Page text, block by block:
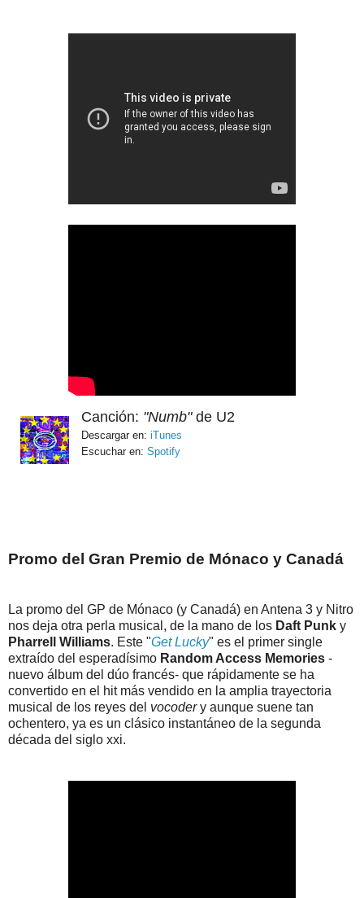
Canción: "Numb"de U2
Descargar en: iTunes
Escuchar en: Spotify
Promo del Gran Premio de Mónaco y Canadá
La promo del GP de Mónaco (y Canadá) en Antena 3 y Nitro
nos deja otra perla musical, de la mano de los Daft Punk y
Pharrell Williams. Este "Get Lucky" es el primer single
extraído del esperadísimo Random Access Memories -
nuevo álbum del dúo francés- que rápidamente se ha
convertido en el hit más vendido en la amplia trayectoria
musical de los reyes del vocodery aunque suene tan
ochentero, ya es un clásico instantáneo de la segunda
década del siglo xxi.